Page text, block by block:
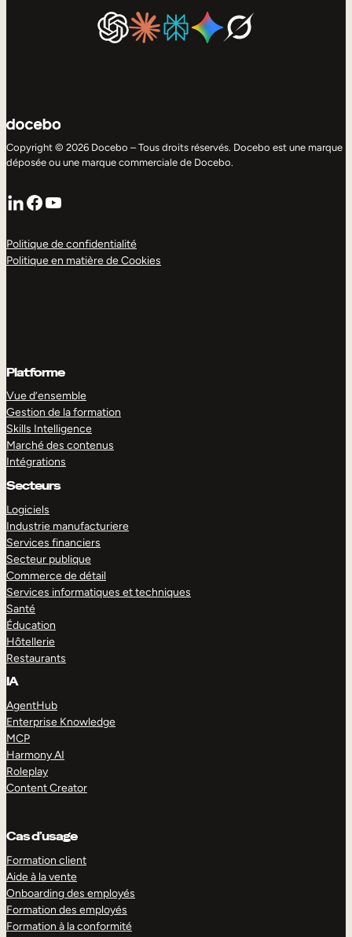
Copyright © 2026 Docebo – Tous droits réservés. Docebo est une marque
déposée ou une marque commerciale de Docebo.
LinkedIn
Facebook
YouTube
Politique de confidentialité
Politique en matière de Cookies
Platforme
Vue d’ensemble
Gestion de la formation
Skills Intelligence
Marché des contenus
Intégrations
Secteurs
Logiciels
Industrie manufacturiere
Services financiers
Secteur publique
Commerce de détail
Services informatiques et techniques
Santé
Éducation
Hôtellerie
Restaurants
IA
AgentHub
Enterprise Knowledge
MCP
Harmony AI
Roleplay
Content Creator
Cas d’usage
Formation client
Aide à la vente
Onboarding des employés
Formation des employés
Formation à la conformité